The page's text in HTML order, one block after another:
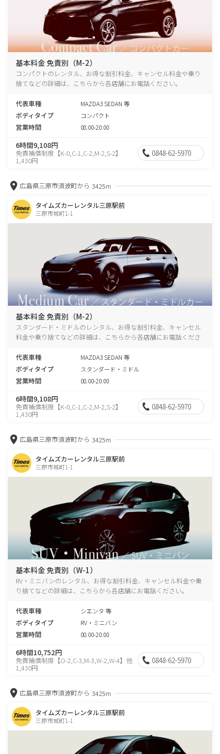
基本料金 免責別（M-2）
コンパクトのレンタル、お得な割引料金、キャンセル料金や乗り
捨てなどの詳細は、こちらから各店舗にお電話ください。
代表車種 MAZDA3 SEDAN 等
ボディタイプ コンパクト
営業時間 08:00-20:00
6時間9,108円
免責補償制度【K-0,C-1,C-2,M-2,S-2】
1,430円
0848-62-5970
広島県三原市須波町から 3425m
タイムズカーレンタル三原駅前
三原市城町1-1
基本料金 免責別（M-2）
スタンダード・ミドルのレンタル、お得な割引料金、キャンセル
料金や乗り捨てなどの詳細は、こちらから各店舗にお電話くださ
代表車種
MAZDA3 SEDAN 等
ボディタイプ スタンダード・ミドル
営業時間 08:00-20:00
6時間9,108円
免責補償制度【K-0,C-1,C-2,M-2,S-2】
1,430円
0848-62-5970
広島県三原市須波町から 3425m
タイムズカーレンタル三原駅前
三原市城町1-1
基本料金 免責別（W-1）
RV・ミニバンのレンタル、お得な割引料金、キャンセル料金や乗
り捨てなどの詳細は、こちらから各店舗にお電話ください。
代表車種 シエンタ 等
ボディタイプ RV・ミニバン
営業時間 08:00-20:00
6時間10,752円
免責補償制度【O-2,C-3,M-3,W-2,W-4】他
1,430円
0848-62-5970
広島県三原市須波町から 3425m
タイムズカーレンタル三原駅前
三原市城町1-1